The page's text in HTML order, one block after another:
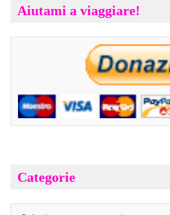
Aiutami a viaggiare!
Categorie